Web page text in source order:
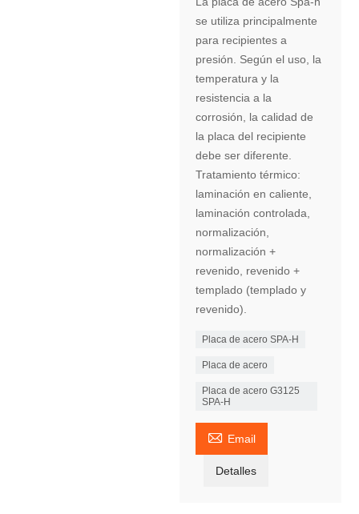
se utiliza principalmente
para recipientes a
presión. Según el uso, la
temperatura y la
resistencia a la
corrosión, la calidad de
la placa del recipiente
debe ser diferente.
Tratamiento térmico:
laminación en caliente,
laminación controlada,
normalización,
normalización +
revenido, revenido +
templado (templado y
revenido).
Placa de acero SPA-H
Placa de acero
Placa de acero G3125
SPA-H
 Email
Detalles